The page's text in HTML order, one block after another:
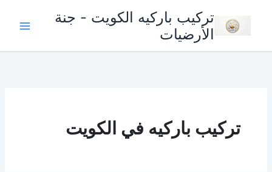
المحتوى
تركيب باركيه الكويت - جنة
الأرضيات
تركيب باركيه في الكويت